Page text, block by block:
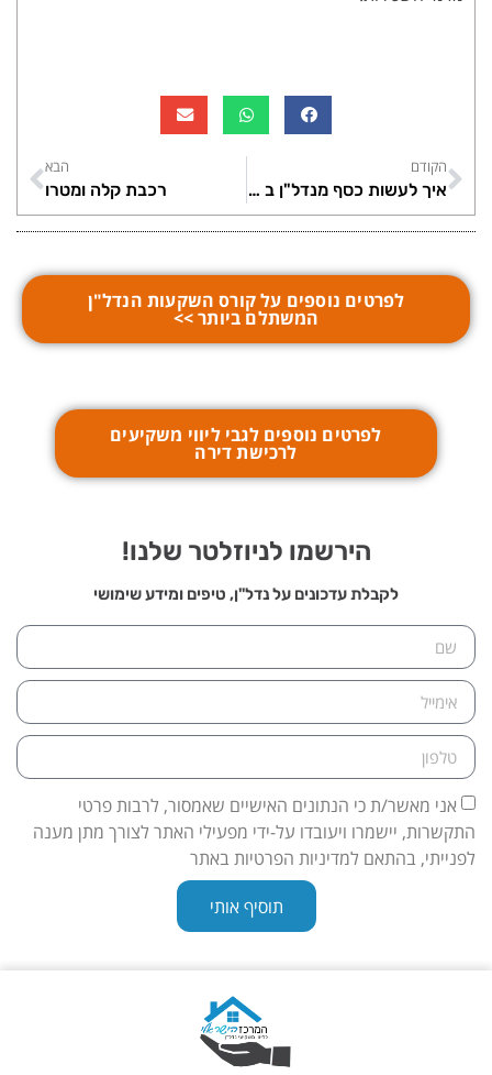
הקודם
איך לעשות כסף מנדל"ן ב 2021?
הבא
רכבת קלה ומטרו
לפרטים נוספים על קורס השקעות הנדל"ן
המשתלם ביותר >>
לפרטים נוספים לגבי ליווי משקיעים
לרכישת דירה
הירשמו לניוזלטר שלנו!
לקבלת עדכונים על נדל"ן, טיפים ומידע שימושי
אני מאשר/ת כי הנתונים האישיים שאמסור, לרבות פרטי
התקשרות, יישמרו ויעובדו על-ידי מפעילי האתר לצורך מתן מענה
לפנייתי, בהתאם למדיניות הפרטיות באתר
תוסיף אותי